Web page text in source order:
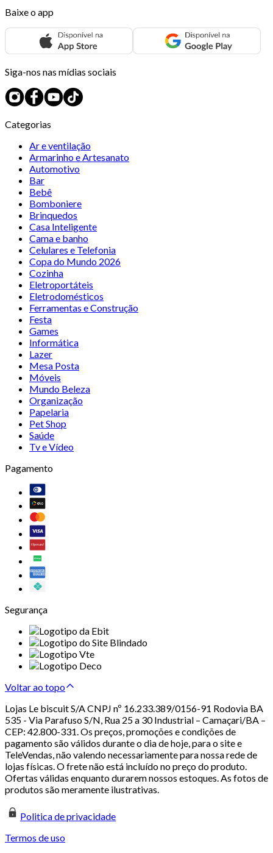
Baixe o app
Siga-nos nas mídias sociais
Categorias
Ar e ventilação
Armarinho e Artesanato
Automotivo
Bar
Bebê
Bomboniere
Brinquedos
Casa Inteligente
Cama e banho
Celulares e Telefonia
Copa do Mundo 2026
Cozinha
Eletroportáteis
Eletrodomésticos
Ferramentas e Construção
Festa
Games
Informática
Lazer
Mesa Posta
Móveis
Mundo Beleza
Organização
Papelaria
Pet Shop
Saúde
Tv e Vídeo
Pagamento
Segurança
Voltar ao topo
Lojas Le biscuit S/A CNPJ nº 16.233.389/0156-91 Rodovia BA
535 - Via Parafuso S/N, Rua 25 a 30 Industrial – Camaçari/BA –
CEP: 42.800-331. Os preços, promoções e condições de
pagamento são válidos durante o dia de hoje, para o site e
TeleVendas, não valendo necessariamente para nossa rede de
lojas físicas. O frete não está incluído no preço do produto.
Ofertas válidas enquanto durarem nossos estoques. As fotos de
produtos são meramente ilustrativas.
Politica de privacidade
Termos de uso